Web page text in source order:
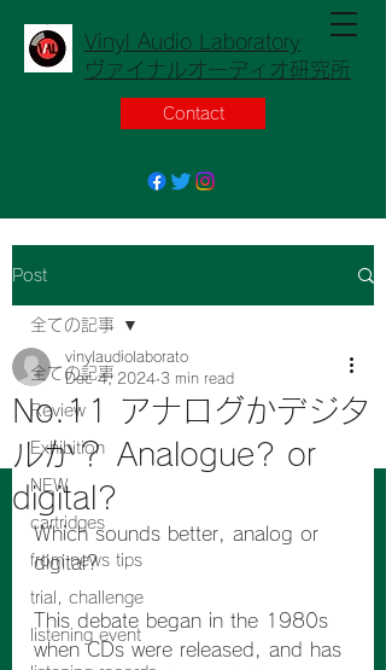
Vinyl Audio Laboratory
ヴァイナルオーディオ研究所
Contact
Post
全ての記事
Review
Exhibition
NEW
cartridges
from news tips
trial, challenge
listening event
全ての記事
No.11 アナログかデジタ
ルか？ Analogue? or
digital?
vinylaudiolaborato
Dec 4, 2024 3 min read
Which sounds better, analog or
digital?
This debate began in the 1980s
when CDs were released, and has